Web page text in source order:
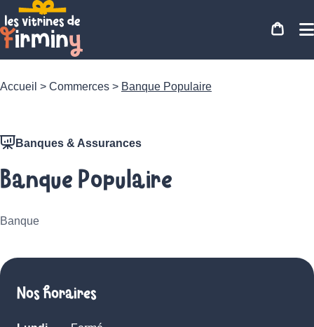
Accueil > Commerces > Banque Populaire
Banques & Assurances
Banque Populaire
Banque
Nos horaires